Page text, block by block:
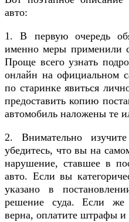
авто:
1. В первую очередь
именно меры применили
Проще всего узнать
онлайн на официальном
по старинке явиться
предоставить копию
автомобиль наложены те
2. Внимательно
убедитесь, что вы на
нарушение, ставшее в
авто. Если вы
указано в
решение суда. Если же
верна, оплатите штрафы и